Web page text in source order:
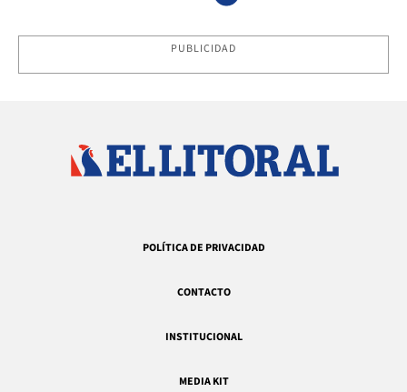
PUBLICIDAD
POLÍTICA DE PRIVACIDAD
CONTACTO
INSTITUCIONAL
MEDIA KIT